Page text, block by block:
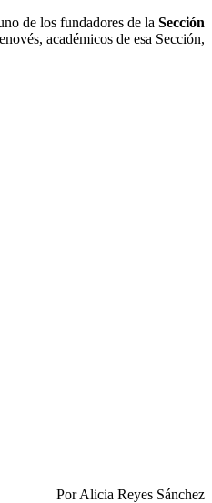
de los fundadores de la Sección
académicos de esa Sección,
Por Alicia Reyes Sánchez